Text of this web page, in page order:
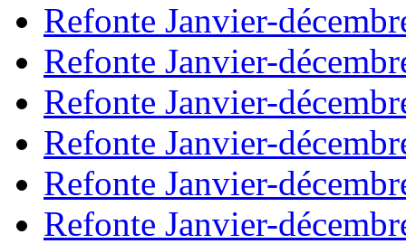
Refonte Janvier-
Refonte Janvier-
Refonte Janvier-
Refonte Janvier-
Refonte Janvier-
Refonte Janvier-